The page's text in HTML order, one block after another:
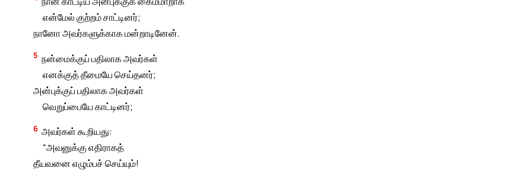
என்மேல் குற்றம் சாட்டினர்;
நானோ அவர்களுக்காக மன்றாடினேன்.
5 நன்மைக்குப் பதிலாக அவர்கள்
எனக்குத் தீமையே செய்தனர்;
அன்புக்குப் பதிலாக அவர்கள்
வெறுப்பையே காட்டினர்;
6 அவர்கள் கூறியது:
“அவனுக்கு எதிராகத்
தீயவனை எழும்பச் செய்யும்!